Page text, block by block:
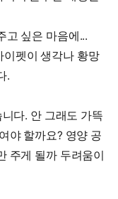
고 싶은 마음에...
펫이 생각나 황망
.
다. 안 그래도 가뜩
야 할까요? 영양 공
주게 될까 두려움이